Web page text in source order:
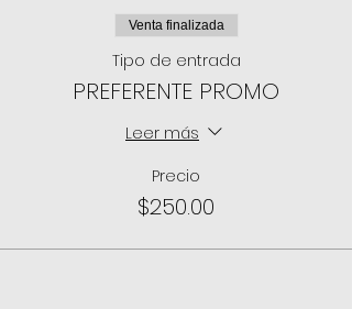
Venta finalizada
Tipo de entrada
PREFERENTE PROMO
Leer más
Precio
$250.00